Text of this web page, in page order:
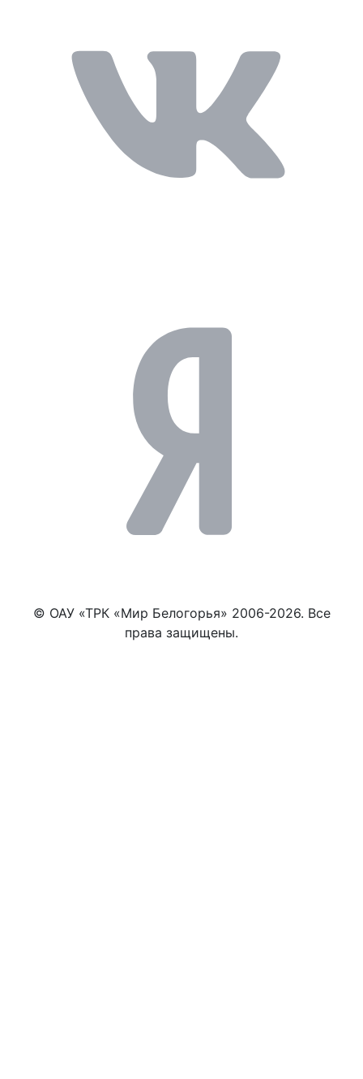
© ОАУ «ТРК «Мир Белогорья» 2006-2026. Все
права защищены.